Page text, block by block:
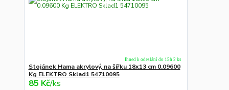
Stojánek Hama akrylový, na šířku 18x13 cm 0.09600
Kg ELEKTRO Sklad1 54710095
85 Kč/ks
Ihned k odeslání do 15h 2 ks